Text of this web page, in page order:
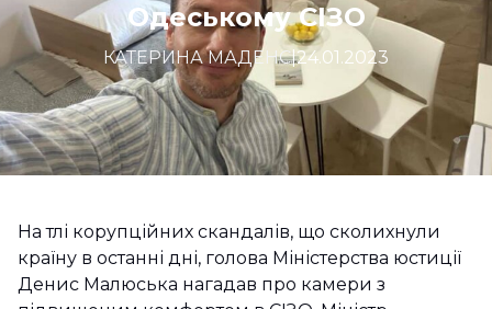
Одеському СІЗО
КАТЕРИНА МАДЕНС|24.01.2023
На тлі корупційних скандалів, що сколихнули
країну в останні дні, голова Міністерства юстиції
Денис Малюська нагадав про камери з